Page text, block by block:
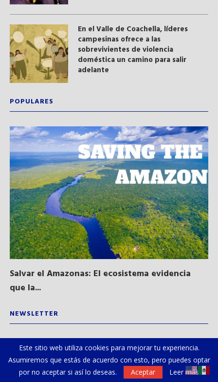
En el Valle de Coachella, líderes
campesinas ofrece a las
sobrevivientes de violencia
doméstica un camino para salir
adelante
POPULARES
Salvar el Amazonas: El ecosistema evidencia
que la...
NEWSLETTER
Suscríbete a nuestro Newsletter y recibe periódicamente
las noticias más relevantes de la comunidad hispana en Los
Ángeles.
Este sitio web utiliza cookies para mejorar tu experiencia.
Asumiremos que estás de acuerdo con esto, pero puedes optar
por no aceptar si así lo deseas.
Aceptar Leer más